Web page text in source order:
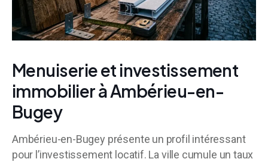
Menuiserie et investissement
immobilier à Ambérieu-en-
Bugey
Ambérieu-en-Bugey présente un profil intéressant
pour l’investissement locatif. La ville cumule un taux